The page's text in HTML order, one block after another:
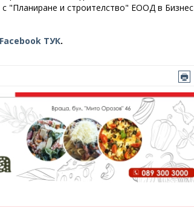
"Планиране и строителство" ЕООД в Бизнес
ТУК.